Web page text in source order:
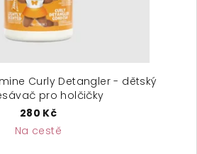
Curly Detangler - dětský
pro holčičky
280 Kč
Na cestě